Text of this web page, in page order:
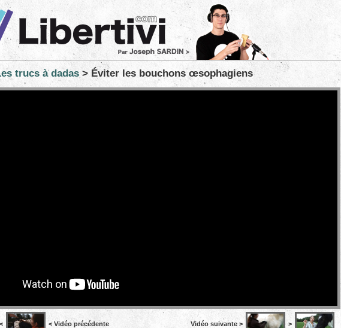
trucs à dadas> Éviter les bouchons œsophagiens
< < Vidéo précédente Vidéo suivante > >